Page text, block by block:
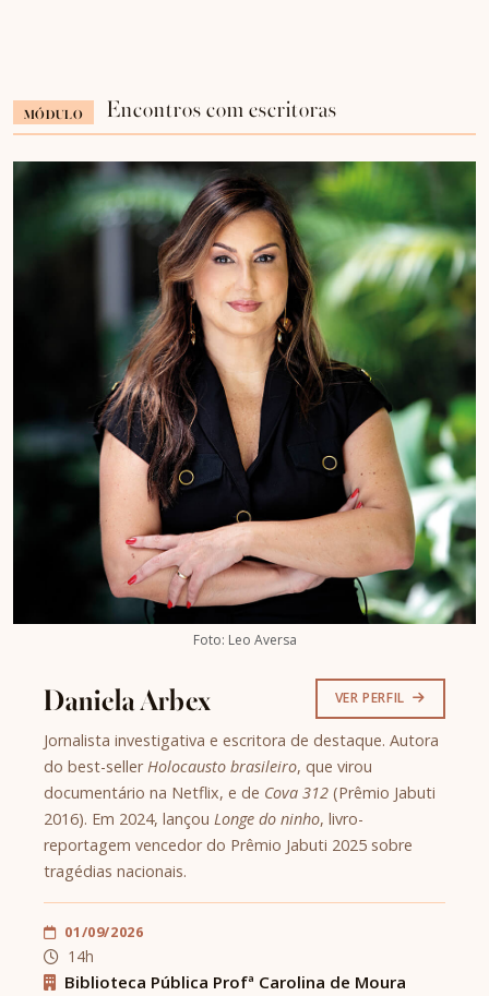
MÓDULO Encontros com escritoras
Foto: Leo Aversa
Daniela Arbex VER PERFIL
Jornalista investigativa e escritora de destaque. Autora
do best-seller Holocausto brasileiro, que virou
documentário na Netflix, e de Cova 312 (Prêmio Jabuti
2016). Em 2024, lançou Longe do ninho, livro-
reportagem vencedor do Prêmio Jabuti 2025 sobre
tragédias nacionais.
01/09/2026
14h
Biblioteca Pública Profª Carolina de Moura